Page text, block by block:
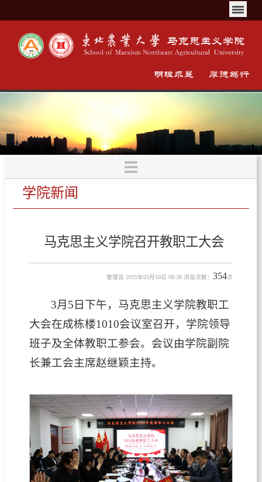
学院新闻
马克思主义学院召开教职工大会
管理员 2025年03月10日 08:38 浏览次数：354次
3月5日下午，马克思主义学院教职工
大会在成栋楼1010会议室召开，学院领导
班子及全体教职工参会。会议由学院副院
长兼工会主席赵继颖主持。